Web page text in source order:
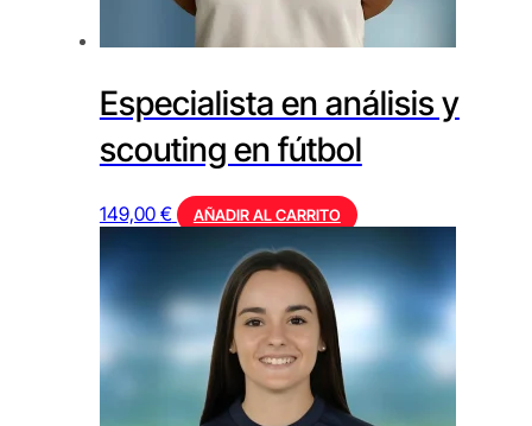
Especialista en análisis y
scouting en fútbol
149,00 € AÑADIR AL CARRITO